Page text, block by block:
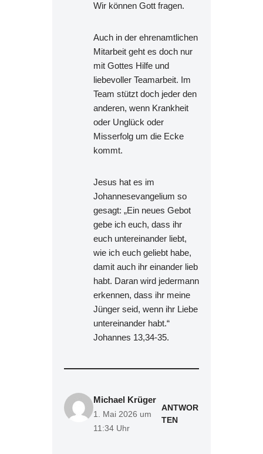
Wir können Gott fragen.
Auch in der ehrenamtlichen
Mitarbeit geht es doch nur
mit Gottes Hilfe und
liebevoller Teamarbeit. Im
Team stützt doch jeder den
anderen, wenn Krankheit
oder Unglück oder
Misserfolg um die Ecke
kommt.
Jesus hat es im
Johannesevangelium so
gesagt: „Ein neues Gebot
gebe ich euch, dass ihr
euch untereinander liebt,
wie ich euch geliebt habe,
damit auch ihr einander lieb
habt. Daran wird jedermann
erkennen, dass ihr meine
Jünger seid, wenn ihr Liebe
untereinander habt.“
Johannes 13,34-35.
Michael Krüger
1. Mai 2026 um
11:34 Uhr
ANTWOR
TEN